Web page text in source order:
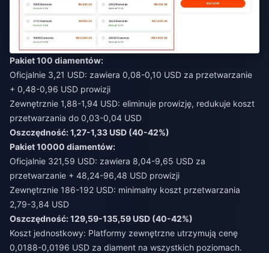
Pakiet 100 diamentów:
Oficjalnie 3,21 USD: zawiera 0,08-0,10 USD za przetwarzanie
+ 0,48-0,96 USD prowizji
Zewnętrznie 1,88-1,94 USD: eliminuje prowizję, redukuje koszt
przetwarzania do 0,03-0,04 USD
Oszczędność: 1,27-1,33 USD (40-42%)
Pakiet 10000 diamentów:
Oficjalnie 321,59 USD: zawiera 8,04-9,65 USD za
przetwarzanie + 48,24-96,48 USD prowizji
Zewnętrznie 186-192 USD: minimalny koszt przetwarzania
2,79-3,84 USD
Oszczędność: 129,59-135,59 USD (40-42%)
Koszt jednostkowy: Platformy zewnętrzne utrzymują cenę
0,0188-0,0196 USD za diament na wszystkich poziomach.